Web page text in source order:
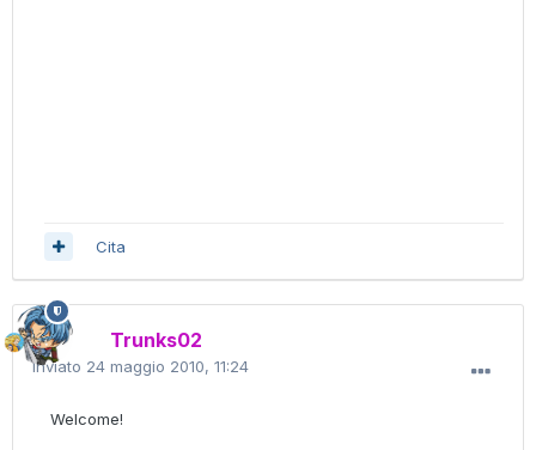
Cita
Trunks02
Inviato 24 maggio 2010, 11:24
Welcome!